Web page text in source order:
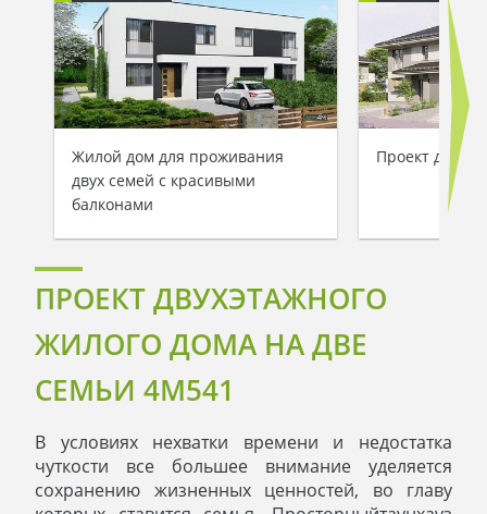
Жилой дом для проживания
двух семей с красивыми
балконами
Проект
ПРОЕКТ ДВУХЭТАЖНОГО
ЖИЛОГО ДОМА НА ДВЕ
СЕМЬИ 4M541
В условиях нехватки времени и недостатка
чуткости все большее внимание уделяется
сохранению жизненных ценностей, во главу